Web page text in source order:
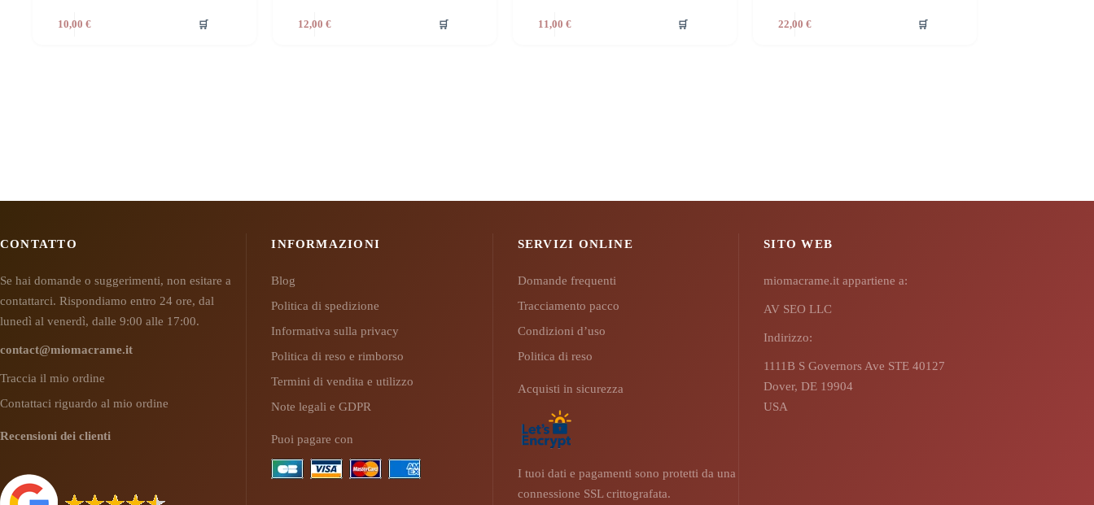
10,00€ 🛒 12,00€ 🛒 11,00 € 🛒 22,00 € 🛒
CONTATTO
Se hai domande o suggerimenti, non esitare a
contattarci. Rispondiamo entro 24 ore, dal
lunedì al venerdì, dalle 9:00 alle 17:00.
contact@miomacrame.it
Traccia il mio ordine
Contattaci riguardo al mio ordine
Recensioni dei clienti
INFORMAZIONI
Blog
Politica di spedizione
Informativa sulla privacy
Politica di reso e rimborso
Termini di vendita e utilizzo
Note legali e GDPR
Puoi pagare con
SERVIZI ONLINE
Domande frequenti
Tracciamento pacco
Condizioni d’uso
Politica di reso
Acquisti in sicurezza
I tuoi dati e pagamenti sono protetti da una
connessione SSL crittografata.
SITO WEB
miomacrame.it appartiene a:
AV SEO LLC
Indirizzo:
1111B S Governors Ave STE 40127
Dover, DE 19904
USA